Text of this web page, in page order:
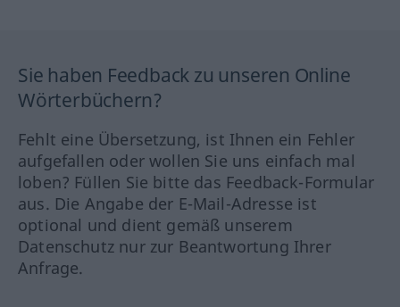
Sie haben Feedback zu unseren Online
Wörterbüchern?
Fehlt eine Übersetzung, ist Ihnen ein Fehler
aufgefallen oder wollen Sie uns einfach mal
loben? Füllen Sie bitte das Feedback-Formular
aus. Die Angabe der E-Mail-Adresse ist
optional und dient gemäß unserem
Datenschutz nur zur Beantwortung Ihrer
Anfrage.